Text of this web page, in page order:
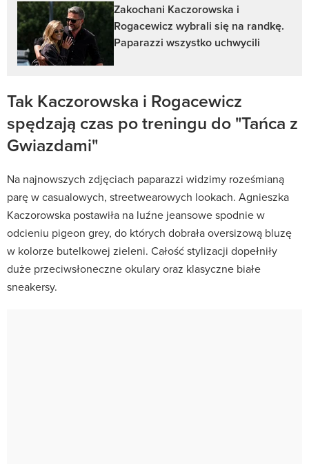
Zakochani Kaczorowska i
Rogacewicz wybrali się na randkę.
Paparazzi wszystko uchwycili
Tak Kaczorowska i Rogacewicz
spędzają czas po treningu do "Tańca z
Gwiazdami"
Na najnowszych zdjęciach paparazzi widzimy roześmianą
parę w casualowych, streetwearowych lookach. Agnieszka
Kaczorowska postawiła na luźne jeansowe spodnie w
odcieniu pigeon grey, do których dobrała oversizową bluzę
w kolorze butelkowej zieleni. Całość stylizacji dopełniły
duże przeciwsłoneczne okulary oraz klasyczne białe
sneakersy.